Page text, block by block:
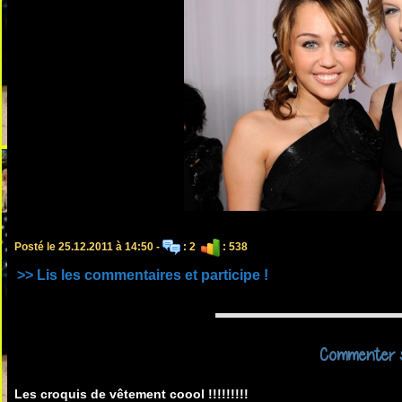
Posté le 25.12.2011 à 14:50 - : 2 : 538
>> Lis les commentaires et participe !
Commenter
Les croquis de vêtement coool !!!!!!!!!